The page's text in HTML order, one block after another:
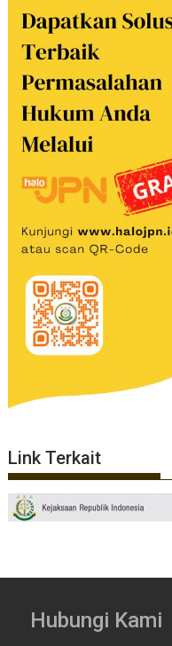
Link Terkait
Hubungi Kami